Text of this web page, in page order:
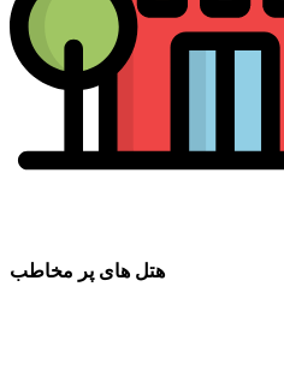
هتل های پر مخاطب